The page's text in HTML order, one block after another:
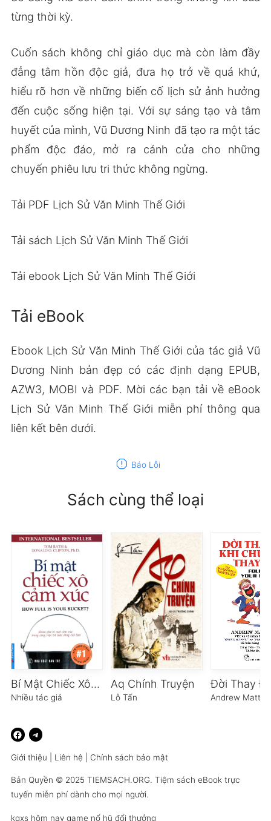
từng thời kỳ.
Cuốn sách không chỉ giáo dục mà còn làm đầy
đẳng tâm hồn độc giả, đưa họ trở về quá khứ,
hiểu rõ hơn về những biến cố lịch sử ảnh hưởng
đến cuộc sống hiện tại. Với sự sáng tạo và tâm
huyết của mình, Vũ Dương Ninh đã tạo ra một tác
phẩm độc đáo, mở ra cánh cửa cho những
chuyến phiêu lưu tri thức không ngừng.
Tải PDF Lịch Sử Văn Minh Thế Giới
Tải sách Lịch Sử Văn Minh Thế Giới
Tải ebook Lịch Sử Văn Minh Thế Giới
Tải eBook
Ebook Lịch Sử Văn Minh Thế Giới của tác giả Vũ
Dương Ninh bản đẹp có các định dạng EPUB,
AZW3, MOBI và PDF. Mời các bạn tải về eBook
Lịch Sử Văn Minh Thế Giới miễn phí thông qua
liên kết bên dưới.
report Báo Lỗi
Sách cùng thể loại
Bí Mật Chiếc Xô Cảm Xúc
Nhiều tác giả
Aq Chính Truyện
Lỗ Tấn Andrew
Giới thiệu Liên hệ Chính sách bảo mật
Bản Quyền © 2025 TIEMSACH.ORG. Tiệm sách eBook trực
tuyến miễn phí dành cho mọi người.
kqxs hôm nay game nổ hũ đổi thưởng